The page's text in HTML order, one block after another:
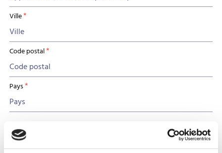
Ville*
Code postal*
Pays*